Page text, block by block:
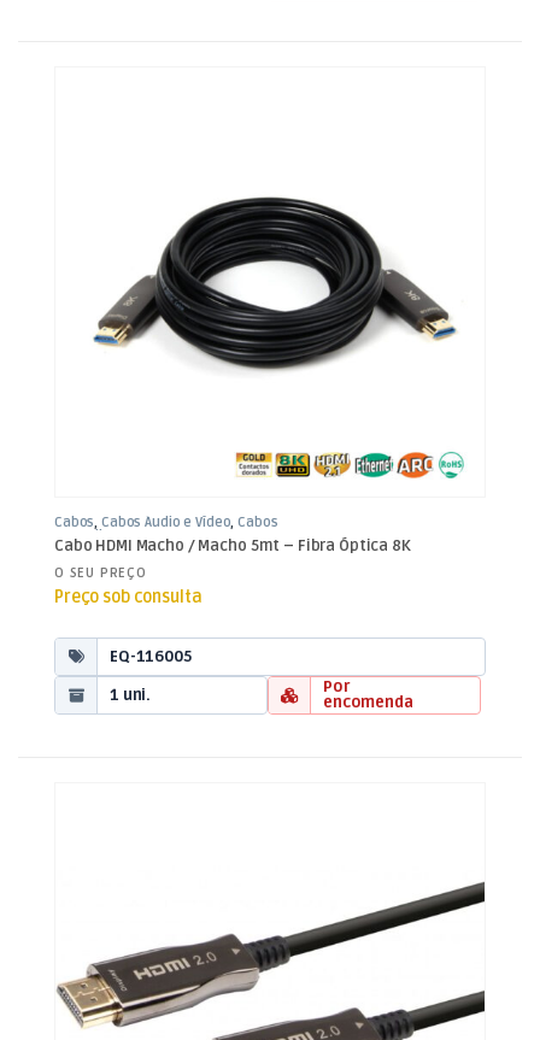
Cabos,Cabos Áudio e Vídeo,Cabos
HDMI Fibra
Cabo HDMI Macho / Macho 5mt – Fibra Óptica 8K
O SEU PREÇO
Preço sob consulta
EQ-116005
1 uni.
Por
encomenda